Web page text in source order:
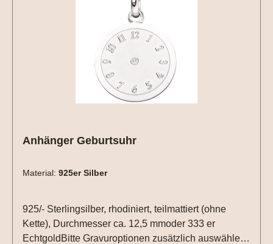
Anhänger Geburtsuhr
Material: 925er Silber
925/- Sterlingsilber, rhodiniert, teilmattiert (ohne
Kette), Durchmesser ca. 12,5 mmoder 333 er
EchtgoldBitte Gravuroptionen zusätzlich auswählen